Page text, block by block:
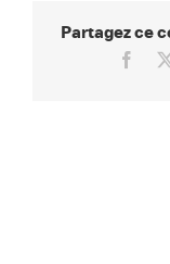
Partagez ce